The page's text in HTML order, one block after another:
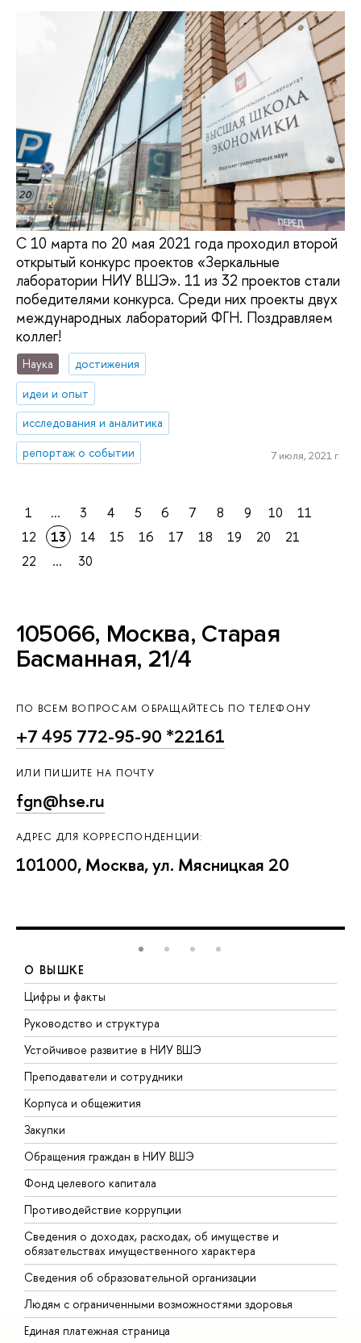
С 10 марта по 20 мая 2021 года проходил второй
открытый конкурс проектов «Зеркальные
лаборатории НИУ ВШЭ». 11 из 32 проектов стали
победителями конкурса. Среди них проекты двух
международных лабораторий ФГН. Поздравляем
коллег!
Наука
достижения
идеи и опыт
исследования и аналитика
репортаж о событии
7 июля, 2021 г.
1 ... 3 4 5 6 7 8 9 10
11
12
13 14 15 16 17 18 19 20
21
22
... 30
105066, Москва, Старая
Басманная, 21/4
ПО ВСЕМ ВОПРОСАМ ОБРАЩАЙТЕСЬ ПО ТЕЛЕФОНУ
+7 495 772-95-90 *22161
ИЛИ ПИШИТЕ НА ПОЧТУ
fgn@hse.ru
АДРЕС ДЛЯ КОРРЕСПОНДЕНЦИИ:
101000, Москва, ул. Мясницкая 20
О ВЫШКЕ
Цифры и факты
Руководство и структура
Устойчивое развитие в НИУ ВШЭ
Преподаватели и сотрудники
Корпуса и общежития
Закупки
Обращения граждан в НИУ ВШЭ
Фонд целевого капитала
Противодействие коррупции
Сведения о доходах, расходах, об имуществе и
обязательствах имущественного характера
Сведения об образовательной организации
Людям с ограниченными возможностями здоровья
Единая платежная страница